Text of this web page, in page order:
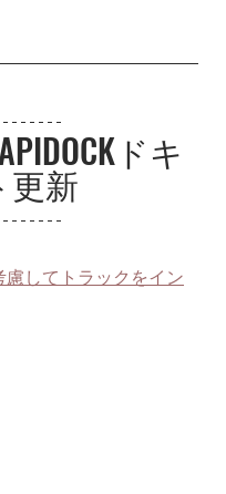
ドキ
更新
慮してトラックをイン